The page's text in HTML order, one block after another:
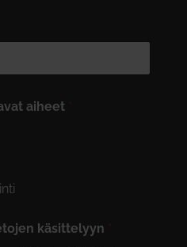
aiheet *
käsittelyyn *